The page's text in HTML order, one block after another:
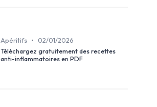
Apéritifs •
02/01/2026
Téléchargez gratuitement des recettes
anti-inflammatoires en PDF